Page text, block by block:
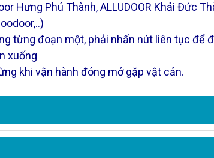
Phú Thành, ALLUDOOR Khải Đức
từng đoạn một, phải nhấn nút liên tục để
xuống
khi vận hành đóng mở gặp vật cản.